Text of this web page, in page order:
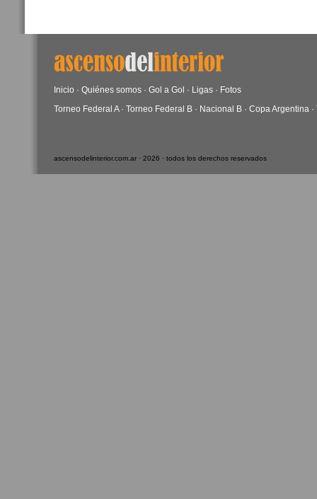
Inicio · Quiénes somos · Gol a Gol · Ligas · Fotos
Torneo Federal A· Torneo Federal B · Nacional B · Copa Argentina ·
ascensodelinterior.com.ar · 2026 · todos los derechos reservados